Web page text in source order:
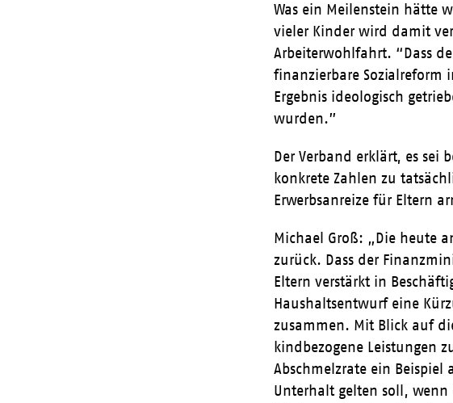
Was ein Meilenstein hätte
vieler Kinder wird damit
Arbeiterwohlfahrt. “Dass
finanzierbare Sozialreform
Ergebnis ideologisch
wurden.”
Der Verband erklärt, es sei
konkrete Zahlen zu
Erwerbsanreize für Eltern
Michael Groß: „Die heute
zurück. Dass der
Eltern verstärkt in
Haushaltsentwurf eine
zusammen. Mit Blick auf
kindbezogene Leistungen
Abschmelzrate ein
Unterhalt gelten soll,